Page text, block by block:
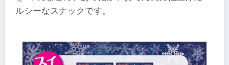
ルシーなスナックです。